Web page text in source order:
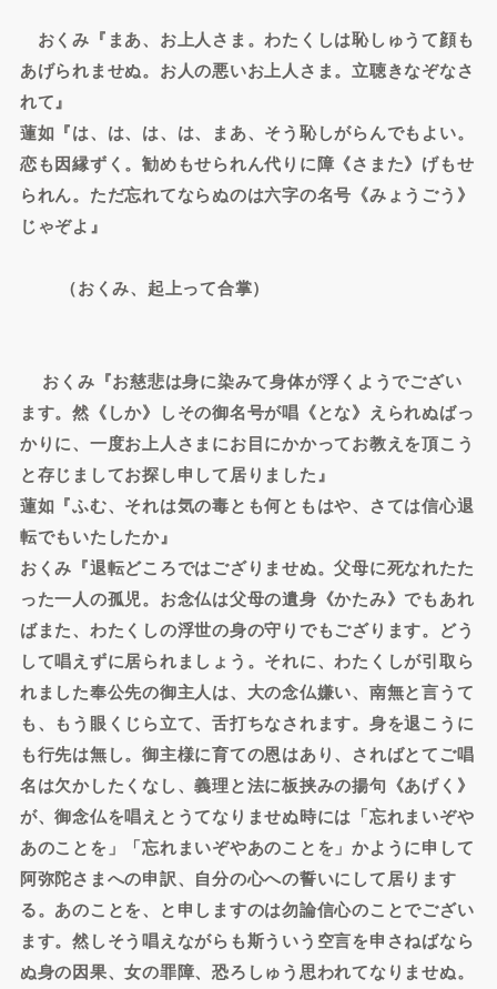
おくみ『まあ、お上人さま。わたくしは恥しゅうて顔も
あげられませぬ。お人の悪いお上人さま。立聴きなぞなさ
れて』
蓮如『は、は、は、は、まあ、そう恥しがらんでもよい。
恋も因縁ずく。勧めもせられん代りに障《さまた》げもせ
られん。ただ忘れてならぬのは六字の名号《みょうごう》
じゃぞよ』
（おくみ、起上って合掌）
おくみ『お慈悲は身に染みて身体が浮くようでござい
ます。然《しか》しその御名号が唱《とな》えられぬばっ
かりに、一度お上人さまにお目にかかってお教えを頂こう
と存じましてお探し申して居りました』
蓮如『ふむ、それは気の毒とも何ともはや、さては信心退
転でもいたしたか』
おくみ『退転どころではござりませぬ。父母に死なれたた
った一人の孤児。お念仏は父母の遺身《かたみ》でもあれ
ばまた、わたくしの浮世の身の守りでもござります。どう
して唱えずに居られましょう。それに、わたくしが引取ら
れました奉公先の御主人は、大の念仏嫌い、南無と言うて
も、もう眼くじら立て、舌打ちなされます。身を退こうに
も行先は無し。御主様に育ての恩はあり、さればとてご唱
名は欠かしたくなし、義理と法に板挟みの揚句《あげく》
が、御念仏を唱えとうてなりませぬ時には「忘れまいぞや
あのことを」「忘れまいぞやあのことを」かように申して
阿弥陀さまへの申訳、自分の心への誓いにして居ります
る。あのことを、と申しますのは勿論信心のことでござい
ます。然しそう唱えながらも斯ういう空言を申さねばなら
ぬ身の因果、女の罪障、恐ろしゅう思われてなりませぬ。